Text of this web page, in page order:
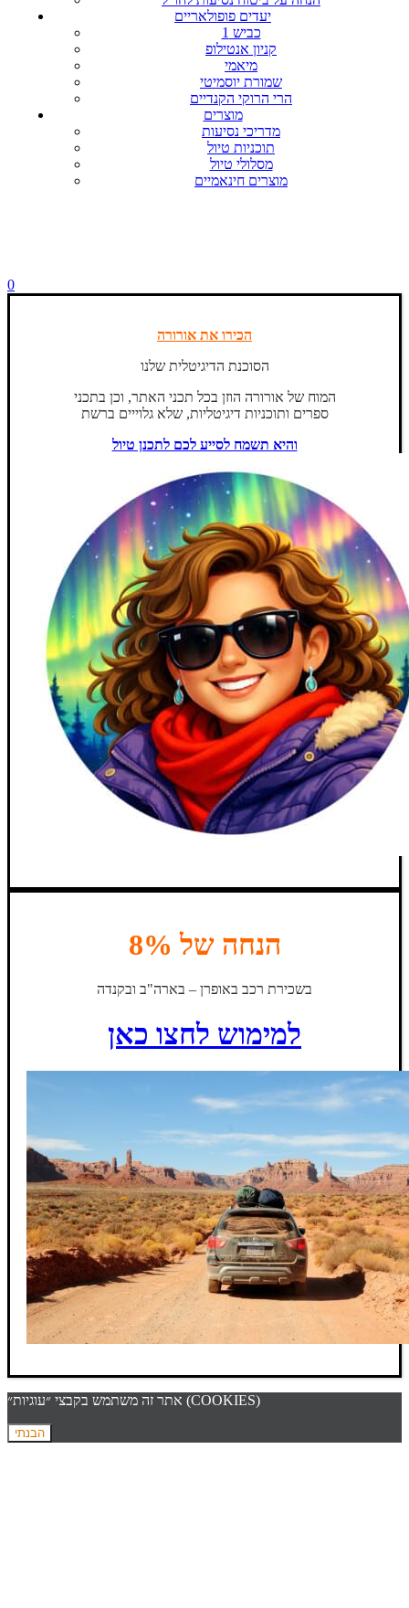
יעדים פופולאריים
כביש 1
קניון אנטילופ
מיאמי
שמורת יוסמיטי
הרי הרוקי הקנדיים
מוצרים
מדריכי נסיעות
תוכניות טיול
מסלולי טיול
מוצרים חינאמיים
0
הכירו את אורורה
הסוכנת הדיגיטלית שלנו
המוח של אורורה הוזן בכל תכני האתר, וכן בתכני
ספרים ותוכניות דיגיטליות, שלא גלוייים ברשת
והיא תשמח לסייע לכם לתכנן טיול
הנחה של 8%
בשכירת רכב באופרן – בארה"ב ובקנדה
למימוש לחצו כאן
אתר זה משתמש בקבצי ״עוגיות״ (COOKIES)
הבנתי